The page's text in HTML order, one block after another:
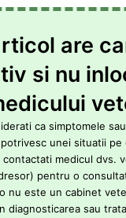
are
si nu
ca simptomele
unei situatii pe
contactati medicul dvs.
pentru o
nu este un cabinet
diagnosticarea sau